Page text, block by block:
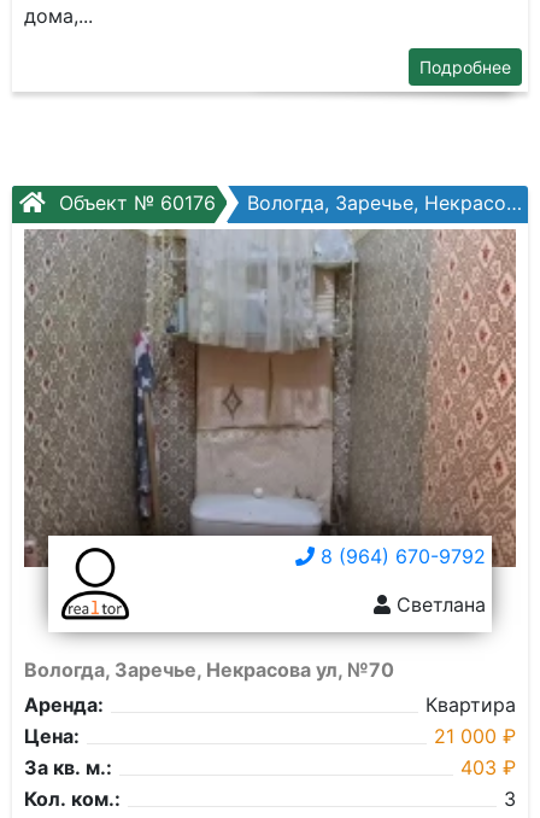
дoма,...
Подробнее
Объект № 60176 Вологда, Заречье, Некрасова ул, №70
8 (964) 670-9792
Светлана
Вологда, Заречье, Некрасова ул, №70
Аренда:
Квартира
Цена:
21 000 ₽
За кв. м.:
403 ₽
Кол. ком.:
3